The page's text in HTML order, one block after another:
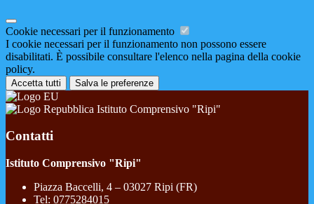
Cookie necessari per il funzionamento
I cookie necessari per il funzionamento non possono essere
disabilitati. È possibile consultare l'elenco nella pagina della cookie
policy.
Accetta tutti Salva le preferenze
Istituto Comprensivo "Ripi"
Contatti
Istituto Comprensivo "Ripi"
Piazza Baccelli, 4 – 03027 Ripi (FR)
Tel: 0775284015